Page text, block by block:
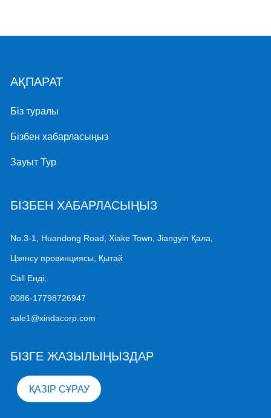
АҚПАРАТ
Біз туралы
Бізбен хабарласыңыз
Зауыт Тур
БІЗБЕН ХАБАРЛАСЫҢЫЗ
No.3-1, Huandong Road, Xiake Town, Jiangyin Қала,
Цзянсу провинциясы, Қытай
Call Енді:
0086-17798726947
sale1@xindacorp.com
БІЗГЕ ЖАЗЫЛЫҢЫЗДАР
ҚАЗІР СҰРАУ